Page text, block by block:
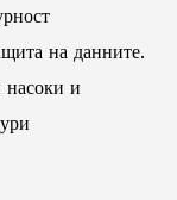
на данните.
насоки и